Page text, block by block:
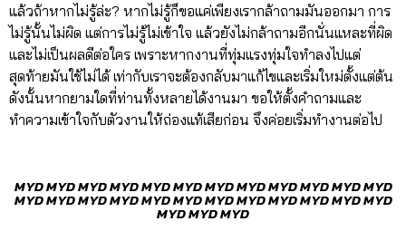
แล้วถ้าหากไม่รู้ล่ะ? หากไม่รู้ก็ขอแค่เพียงเรากล้าถามมันออกมา การ
ไม่รู้นั้นไม่ผิด แต่การไม่รู้ไม่เข้าใจ แล้วยังไม่กล้าถามอีกนั่นแหละที่ผิด
และไม่เป็นผลดีต่อใคร เพราะหากงานที่ทุ่มแรงทุ่มใจทำลงไปแต่
สุดท้ายมันใช้ไม่ได้ เท่ากับเราจะต้องกลับมาแก้ไขและเริ่มใหม่ตั้งแต่ต้น
ดังนั้นหากยามใดที่ท่านทั้งหลายได้งานมา ขอให้ตั้งคำถามและ
ทำความเข้าใจกับตัวงานให้ถ่องแท้เสียก่อน จึงค่อยเริ่มทำงานต่อไป
MYD MYD MYD MYD MYD MYD MYD MYD MYD MYD MYD MYD
MYD MYD MYD MYD MYD MYD MYD MYD MYD MYD MYD MYD
MYD MYD MYD